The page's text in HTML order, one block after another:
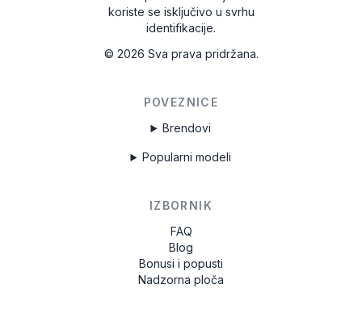
koriste se isključivo u svrhu
identifikacije.
© 2026 Sva prava pridržana.
POVEZNICE
Brendovi
Popularni modeli
IZBORNIK
FAQ
Blog
Bonusi i popusti
Nadzorna ploča